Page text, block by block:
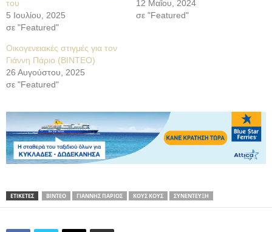
του
5 Ιουλίου, 2025
σε "Featured"
12 Μαΐου, 2024
σε "Featured"
Οικογενειακές στιγμές για τον
Γιάννη Πάριο (ΒΙΝΤΕΟ)
26 Αυγούστου, 2025
σε "Featured"
ΕΤΙΚΕΤΕΣ ΒΙΝΤΕΟ ΓΙΑΝΝΗΣ ΠΑΡΙΟΣ ΚΟΥΣ ΚΟΥΣ ΣΥΝΕΝΤΕΥΞΗ